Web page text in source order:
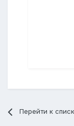
Перейти к